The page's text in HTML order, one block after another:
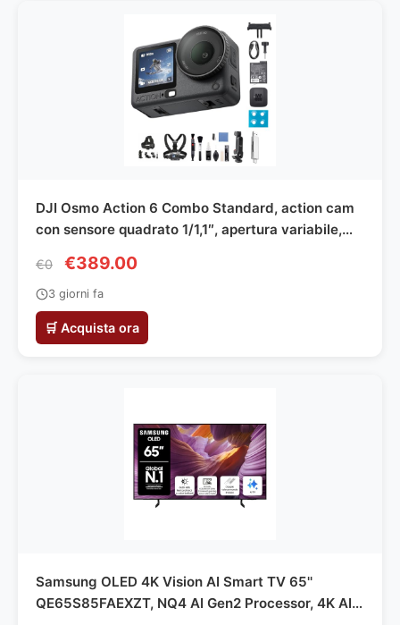
DJI Osmo Action 6 Combo Standard, action cam
con sensore quadrato 1/1,1″, apertura variabile,
multipli)
€0 €389.00
3 giorni fa
🛒 Acquista ora
Samsung OLED 4K Vision AI Smart TV 65''
QE65S85FAEXZT, NQ4 AI Gen2 Processor, 4K AI